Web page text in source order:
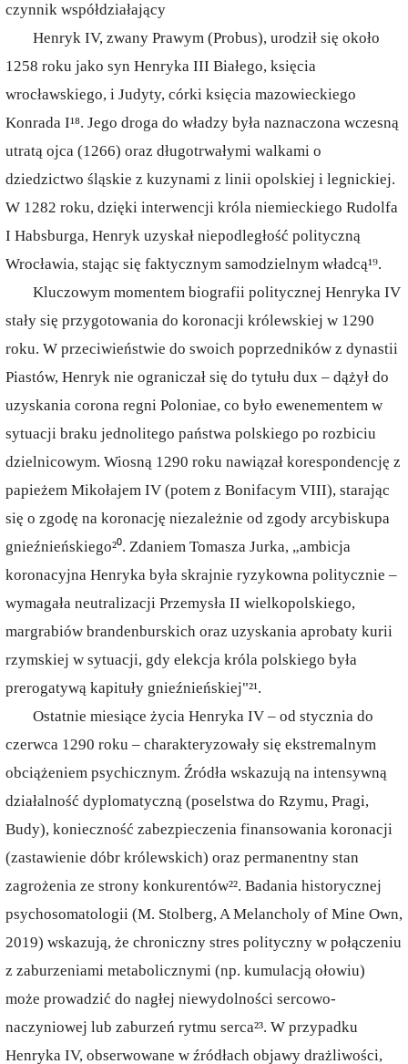
czynnik współdziałający
Henryk IV, zwany Prawym (Probus), urodził się około
1258 roku jako syn Henryka III Białego, księcia
wrocławskiego, i Judyty, córki księcia mazowieckiego
Konrada I¹⁸. Jego droga do władzy była naznaczona wczesną
utratą ojca (1266) oraz długotrwałymi walkami o
dziedzictwo śląskie z kuzynami z linii opolskiej i legnickiej.
W 1282 roku, dzięki interwencji króla niemieckiego Rudolfa
I Habsburga, Henryk uzyskał niepodległość polityczną
Wrocławia, stając się faktycznym samodzielnym władcą¹⁹.
Kluczowym momentem biografii politycznej Henryka IV
stały się przygotowania do koronacji królewskiej w 1290
roku. W przeciwieństwie do swoich poprzedników z dynastii
Piastów, Henryk nie ograniczał się do tytułu dux – dążył do
uzyskania corona regni Poloniae, co było ewenementem w
sytuacji braku jednolitego państwa polskiego po rozbiciu
dzielnicowym. Wiosną 1290 roku nawiązał korespondencję z
papieżem Mikołajem IV (potem z Bonifacym VIII), starając
się o zgodę na koronację niezależnie od zgody arcybiskupa
gnieźnieńskiego²⁰. Zdaniem Tomasza Jurka, „ambicja
koronacyjna Henryka była skrajnie ryzykowna politycznie –
wymagała neutralizacji Przemysła II wielkopolskiego,
margrabiów brandenburskich oraz uzyskania aprobaty kurii
rzymskiej w sytuacji, gdy elekcja króla polskiego była
prerogatywą kapituły gnieźnieńskiej"²¹.
Ostatnie miesiące życia Henryka IV – od stycznia do
czerwca 1290 roku – charakteryzowały się ekstremalnym
obciążeniem psychicznym. Źródła wskazują na intensywną
działalność dyplomatyczną (poselstwa do Rzymu, Pragi,
Budy), konieczność zabezpieczenia finansowania koronacji
(zastawienie dóbr królewskich) oraz permanentny stan
zagrożenia ze strony konkurentów²². Badania historycznej
psychosomatologii (M. Stolberg, A Melancholy of Mine Own,
2019) wskazują, że chroniczny stres polityczny w połączeniu
z zaburzeniami metabolicznymi (np. kumulacją ołowiu)
może prowadzić do nagłej niewydolności sercowo-
naczyniowej lub zaburzeń rytmu serca²³. W przypadku
Henryka IV, obserwowane w źródłach objawy drażliwości,